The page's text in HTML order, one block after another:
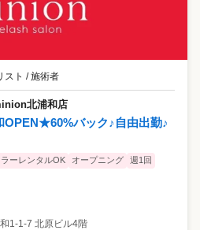
スト / 施術者
北浦和店
OPEN★60%バック♪自由出勤♪
ーレンタルOK オープニング
週1回
1-1-7 北原ビル4階